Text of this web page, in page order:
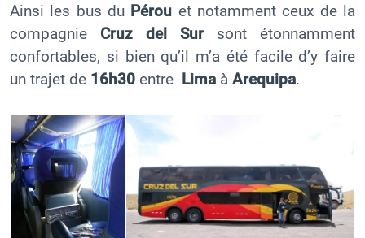
Ainsi les bus du Pérou et notamment ceux de la
compagnie Cruz del Sursont étonnamment
confortables, si bien qu’il m’a été facile d’y faire
un trajet de 16h30 entre Limaà Arequipa.